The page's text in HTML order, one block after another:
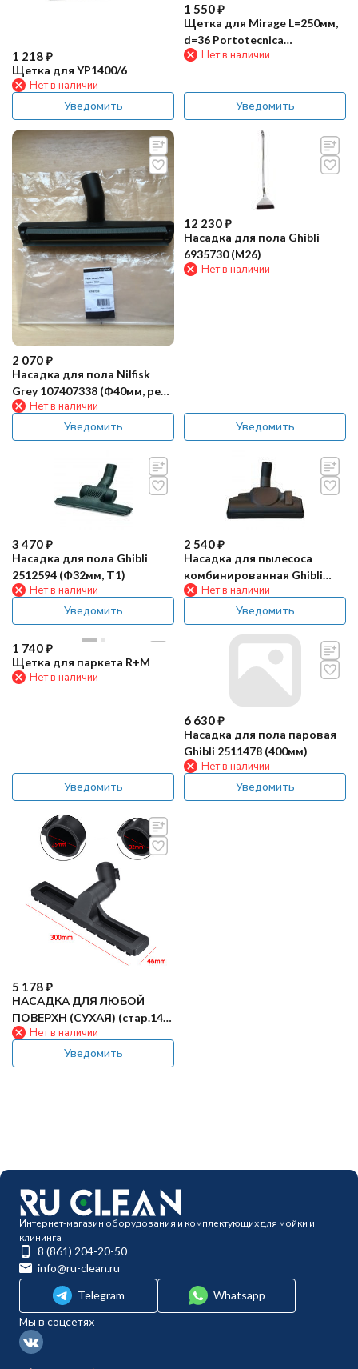
1 218₽
Щетка для YP1400/6
Нет в наличии
Уведомить
1 550₽
Щетка для Mirage L=250мм,
d=36 Portotecnica
SPPV00093
Нет в наличии
Уведомить
2 070₽
Насадка для пола Nilfisk
Grey 107407338 (Ф40мм, рез.
стяжки)
Нет в наличии
Уведомить
12 230₽
Насадка для пола Ghibli
6935730 (М26)
Нет в наличии
Уведомить
3 470₽
Насадка для пола Ghibli
2512594 (Ф32мм, Т1)
Нет в наличии
Уведомить
2 540₽
Насадка для пылесоса
комбинированная Ghibli
2511538 (Ф32мм)
Нет в наличии
Уведомить
1 740₽
Щетка для паркета R+M
Нет в наличии
Уведомить
6 630₽
Насадка для пола паровая
Ghibli 2511478 (400мм)
Нет в наличии
Уведомить
5 178₽
НАСАДКА ДЛЯ ЛЮБОЙ
ПОВЕРХН (СУХАЯ) (стар.140
6701 500)
Нет в наличии
Уведомить
Интернет-магазин оборудования и комплектующих для мойки и
клининга
8 (861) 204-20-50
info@ru-clean.ru
Telegram
Whatsapp
Мы в соцсетях